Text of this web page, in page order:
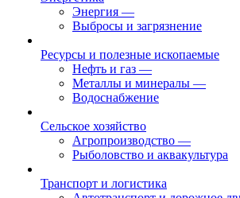
Энергия —
Выбросы и загрязнение
Ресурсы и полезные ископаемые
Нефть и газ —
Металлы и минералы —
Водоснабжение
Сельское хозяйство
Агропроизводство —
Рыболовство и аквакультура
Транспорт и логистика